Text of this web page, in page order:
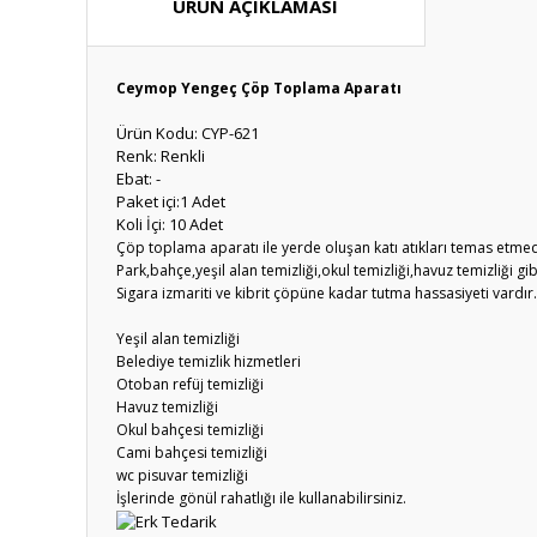
ÜRÜN AÇIKLAMASI
Ceymop Yengeç Çöp Toplama Aparatı
Ürün Kodu: CYP-621
Renk: Renkli
Ebat: -
Paket içi:1 Adet
Koli İçi: 10 Adet
Çöp toplama aparatı ile yerde oluşan katı atıkları temas
Park,bahçe,yeşil alan temizliği,okul temizliği,havuz temizliği
Sigara izmariti ve kibrit çöpüne kadar tutma hassasiyeti vardır.
Yeşil alan temizliği
Belediye temizlik hizmetleri
Otoban refüj temizliği
Havuz temizliği
Okul bahçesi temizliği
Cami bahçesi temizliği
wc pisuvar temizliği
İşlerinde gönül rahatlığı ile kullanabilirsiniz.